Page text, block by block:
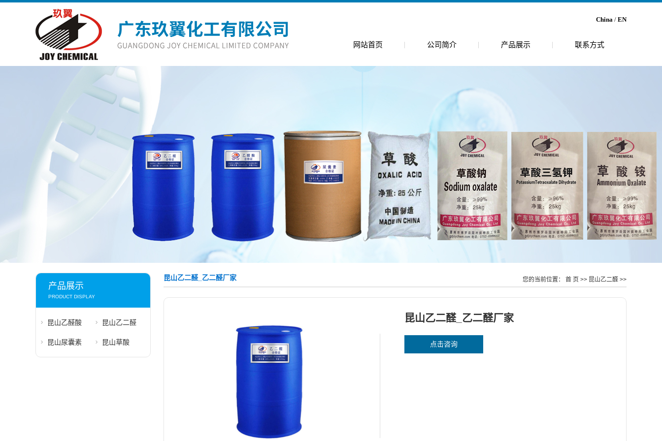
China / EN
网站首页 公司简介 产品展示 联系方式
产品展示
PRODUCT DISPLAY
昆山乙醛酸 昆山乙二醛
昆山尿囊素 昆山草酸
昆山乙二醛_乙二醛厂家 您的当前位置： 首 页 >> 昆山乙二醛 >>
昆山乙二醛_乙二醛厂家
点击咨询